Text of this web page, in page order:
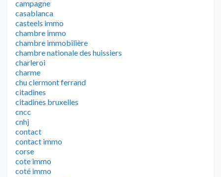
campagne
casablanca
casteels immo
chambre immo
chambre immobilière
chambre nationale des huissiers
charleroi
charme
chu clermont ferrand
citadines
citadines bruxelles
cncc
cnhj
contact
contact immo
corse
cote immo
coté immo